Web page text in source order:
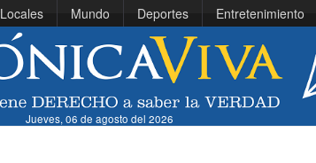
Locales Mundo Deportes Entretenimiento
Jueves, 06 de agosto del 2026